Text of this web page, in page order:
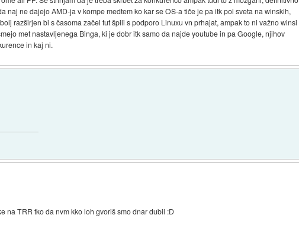
ne dajejo AMD-ja v kompe medtem ko kar se OS-a tiče je pa itk pol sveta na winskih,
razširjen bi s časoma začel tut špili s podporo Linuxu vn prhajat, ampak to ni važno winsi
met nastavljenega Binga, ki je dobr itk samo da najde youtube in pa Google, njihov
in kaj ni.
na TRR tko da nvm kko loh gvoriš smo dnar dubil :D